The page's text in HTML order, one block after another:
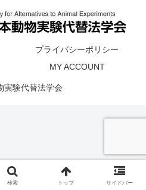
プライバシーポリシー
MY ACCOUNT
実験代替法学会
検索 トップ サイドバー